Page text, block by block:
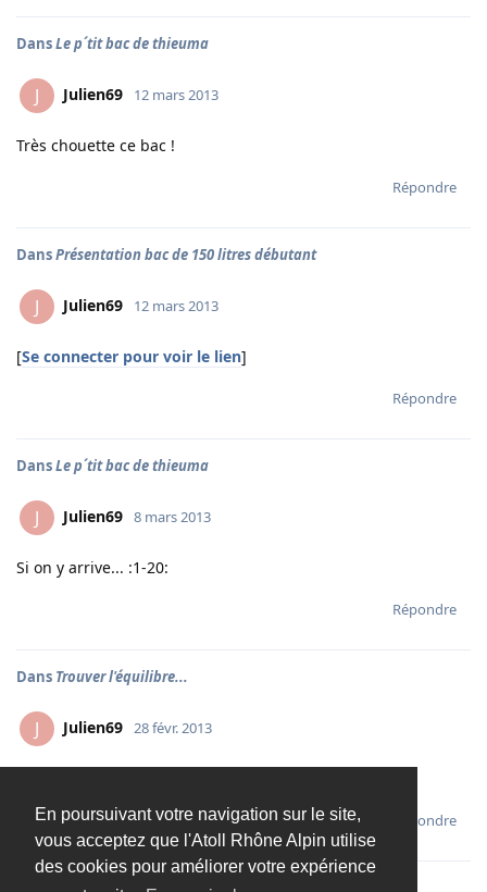
En poursuivant votre navigation sur le site,
vous acceptez que l'Atoll Rhône Alpin utilise
des cookies pour améliorer votre expérience
DansLe p´tit bac de thieuma
J Julien69 12 mars 2013
Très chouette ce bac !
Répondre
DansPrésentation bac de 150 litres débutant
J Julien69 12 mars 2013
[Se connecter pour voir le lien]
Répondre
DansLe p´tit bac de thieuma
J Julien69 8 mars 2013
Si on y arrive... :1-20:
Répondre
Dans Trouver l'équilibre...
J Julien69 28 févr. 2013
Répondre